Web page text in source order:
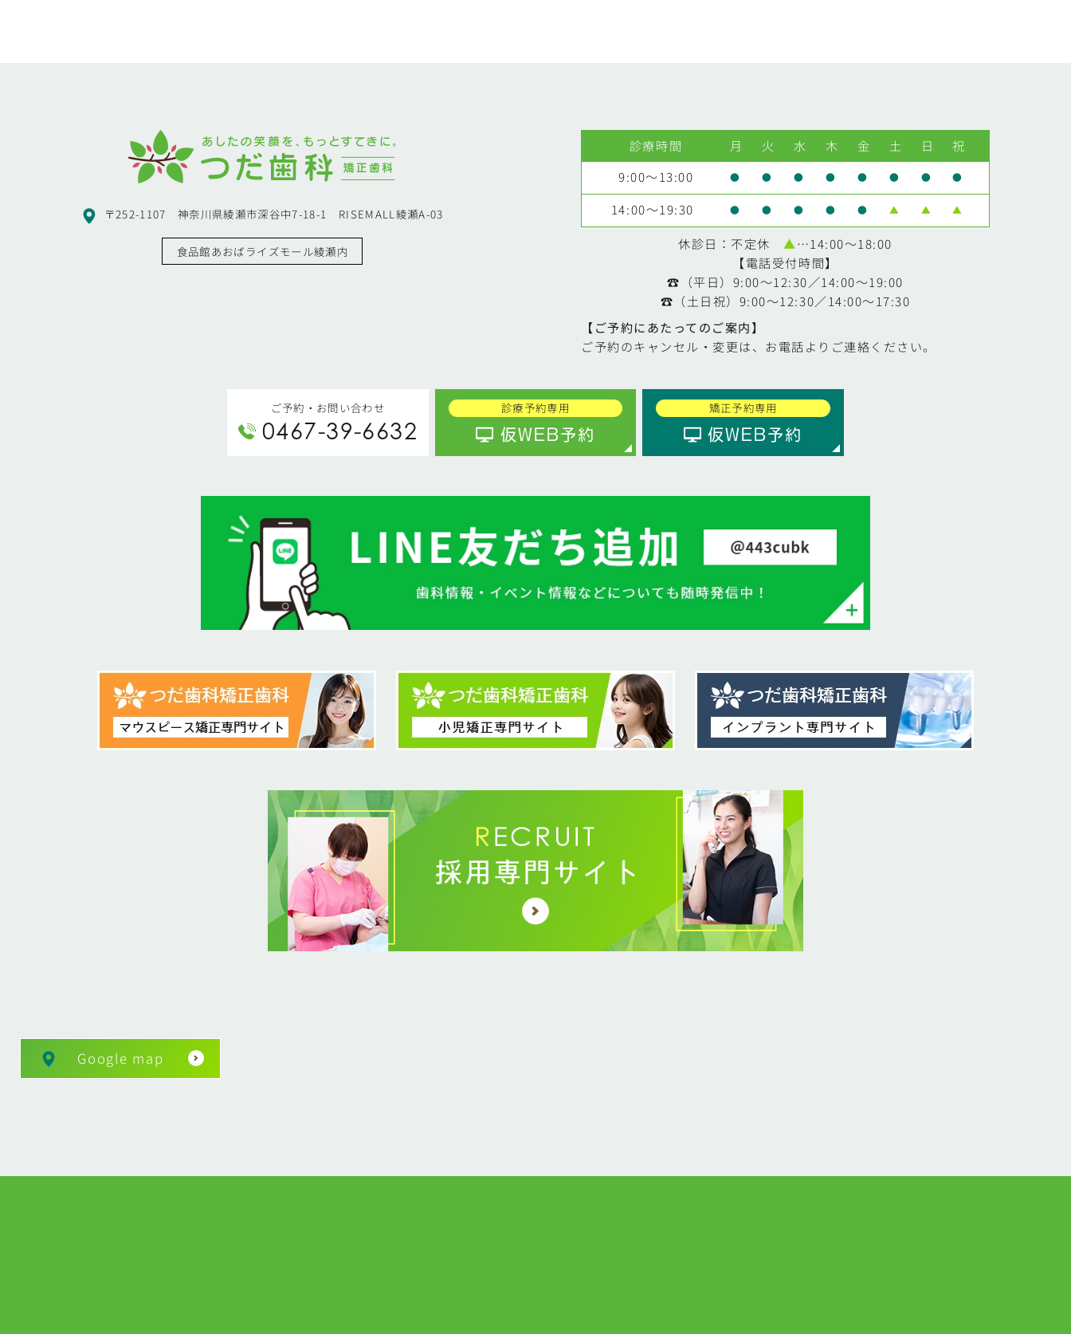
〒252-1107 神奈川県綾瀬市深谷中7-18-1 RISEMALL綾瀬A-03
食品館あおばライズモール綾瀬内
診療時間 月 火 水 木 金 土 日
祝
9:00～13:00
● ● ● ● ● ● ● ●
14:00～19:30 ● ● ● ● ● ▲ ▲ ▲
休診日：不定休 ▲…14:00～18:00
【電話受付時間】
☎（平日）9:00～12:30／14:00～19:00
☎（土日祝）9:00～12:30／14:00～17:30
【ご予約にあたってのご案内】
ご予約のキャンセル・変更は、お電話よりご連絡ください。
ご予約・お問い合わせ
0467-39-6632
診療予約専用
仮WEB予約
矯正予約専用
仮WEB予約
Google map